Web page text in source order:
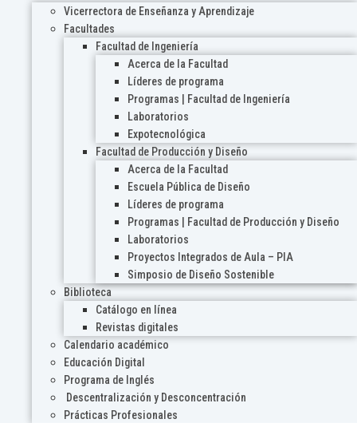
Vicerrectora de Enseñanza y Aprendizaje
Facultades
Facultad de Ingeniería
Acerca de la Facultad
Líderes de programa
Programas | Facultad de Ingeniería
Laboratorios
Expotecnológica
Facultad de Producción y Diseño
Acerca de la Facultad
Escuela Pública de Diseño
Líderes de programa
Programas | Facultad de Producción y Diseño
Laboratorios
Proyectos Integrados de Aula – PIA
Simposio de Diseño Sostenible
Biblioteca
Catálogo en línea
Revistas digitales
Calendario académico
Educación Digital
Programa de Inglés
Descentralización y Desconcentración
Prácticas Profesionales